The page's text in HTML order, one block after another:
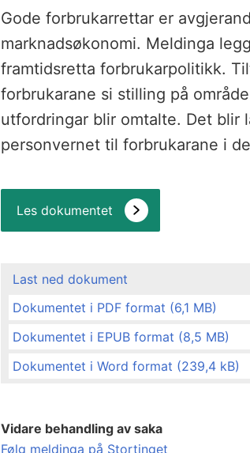
Gode forbrukarrettar er
marknadsøkonomi. Meldinga
framtidsretta forbrukarpolitikk.
forbrukarane si stilling på
utfordringar blir omtalte. Det blir
personvernet til forbrukarane i
Les dokumentet
Last ned dokument
Dokumentet i PDF format (6,1 MB)
Dokumentet i EPUB format (8,5 MB)
Dokumentet i Word format (239,4 kB)
Vidare behandling av saka
Følg meldinga på Stortinget